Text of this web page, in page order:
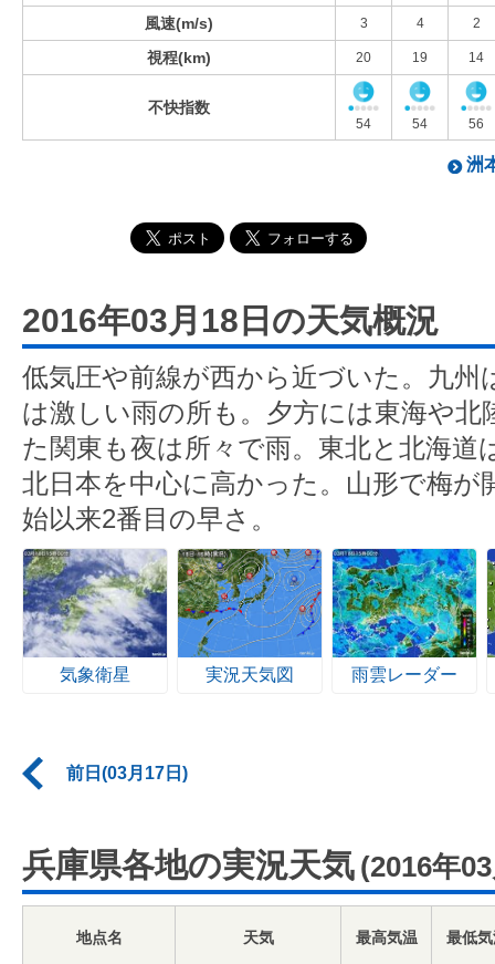
風速(m/s) 3 4 2
視程(km) 20 19 14
不快指数
54 54 56
洲
2016年03月18日の天気概況
低気圧や前線が西から近づいた。九州
は激しい雨の所も。夕方には東海や北
た関東も夜は所々で雨。東北と北海道
北日本を中心に高かった。山形で梅が
始以来2番目の早さ。
気象衛星 実況天気図 雨雲レーダー
前日(03月17日)
兵庫県各地の実況天気 (2016年
地点名 天気 最高気温 最低